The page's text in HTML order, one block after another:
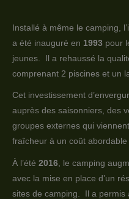
Installé à même le camping,
a été inauguré en 1993 pour
jeunes. Il a rehaussé la
comprenant 2 piscines et un
Cet investissement
auprès des saisonniers, des
groupes externes qui
fraîcheur à un coût
À l’été 2016 , le camping
avec la mise en place d’un
sites de camping. Il a permis